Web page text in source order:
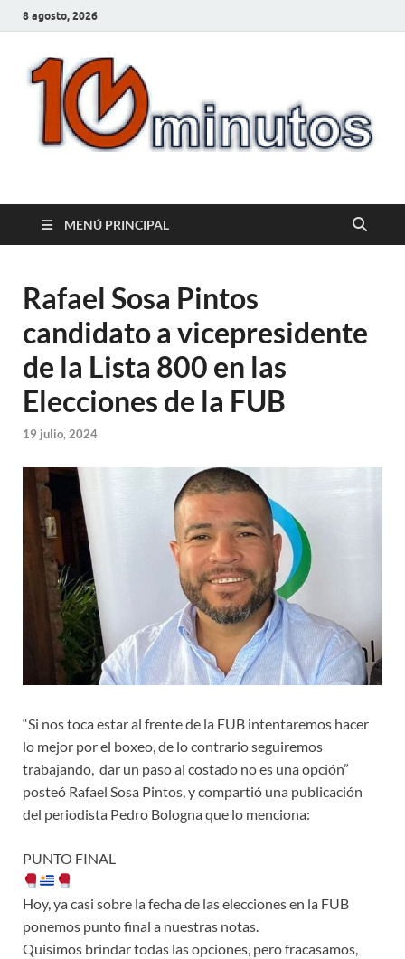
8 agosto, 2026
10minutos.com.uy
MENÚ PRINCIPAL
Rafael Sosa Pintos
candidato a vicepresidente
de la Lista 800 en las
Elecciones de la FUB
19 julio, 2024
“Si nos toca estar al frente de la FUB intentaremos hacer
lo mejor por el boxeo, de lo contrario seguiremos
trabajando, dar un paso al costado no es una opción”
posteó Rafael Sosa Pintos, y compartió una publicación
del periodista Pedro Bologna que lo menciona:
PUNTO FINAL
Hoy, ya casi sobre la fecha de las elecciones en la FUB
ponemos punto final a nuestras notas.
Quisimos brindar todas las opciones, pero fracasamos,